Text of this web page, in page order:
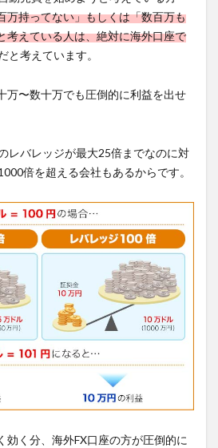
万持ってない」もしくは「数百万も
考えている人は、絶対に海外口座で
と考えています。
万〜数十万でも圧倒的に利益を出せ
レバレッジが最大25倍までなのに対
倍を超える会社もあるからです。
効く分、海外FX口座の方が圧倒的に